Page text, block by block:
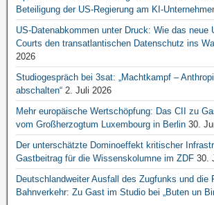
Beteiligung der US-Regierung am KI-
US-Datenabkommen unter Druck: Wie das neue
Courts den transatlantischen Datenschutz ins
2026
Studiogespräch bei 3sat: „Machtkampf –
abschalten“ 2. Juli 2026
Mehr europäische Wertschöpfung: Das CII zu
vom Großherzogtum Luxembourg in Berlin 30.
Der unterschätzte Dominoeffekt kritischer
Gastbeitrag für die Wissenskolumne im ZDF 30.
Deutschlandweiter Ausfall des Zugfunks und die
Bahnverkehr: Zu Gast im Studio bei „Buten un